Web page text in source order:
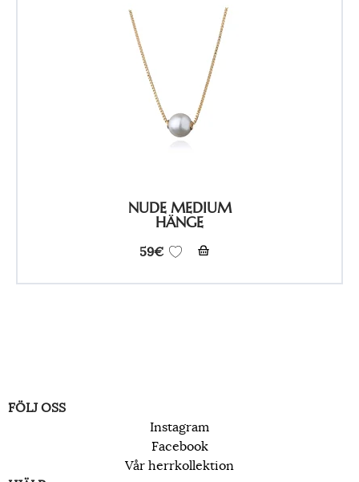
NUDE MEDIUM
HÄNGE
59€
FÖLJ OSS
Instagram
Facebook
Vår herrkollektion